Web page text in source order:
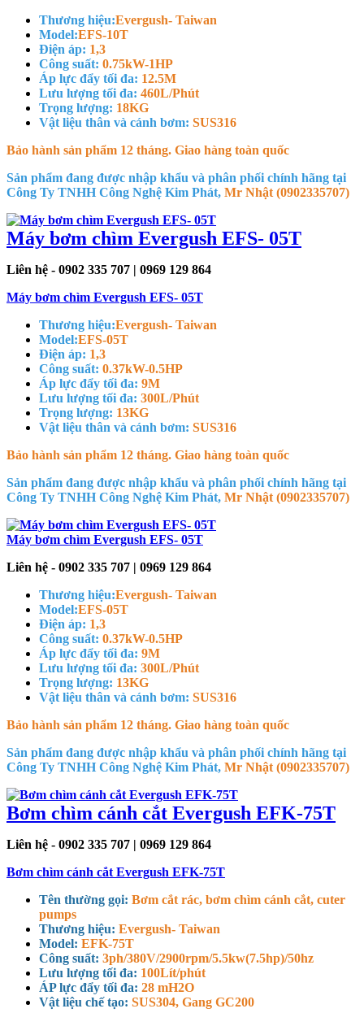
Thương hiệu:Evergush- Taiwan
Model:EFS-10T
Điện áp: 1,3
Công suất: 0.75kW-1HP
Áp lực đẩy tối đa: 12.5M
Lưu lượng tối đa: 460L/Phút
Trọng lượng: 18KG
Vật liệu thân và cánh bơm: SUS316
Bảo hành sản phẩm 12 tháng. Giao hàng toàn quốc
Sản phẩm đang được nhập khẩu và phân phối chính hãng tại
Công Ty TNHH Công Nghệ Kim Phát, Mr Nhật (0902335707)
Máy bơm chìm Evergush EFS- 05T
Liên hệ - 0902 335 707 | 0969 129 864
Máy bơm chìm Evergush EFS- 05T
Thương hiệu:Evergush- Taiwan
Model:EFS-05T
Điện áp: 1,3
Công suất: 0.37kW-0.5HP
Áp lực đẩy tối đa: 9M
Lưu lượng tối đa: 300L/Phút
Trọng lượng: 13KG
Vật liệu thân và cánh bơm: SUS316
Bảo hành sản phẩm 12 tháng. Giao hàng toàn quốc
Sản phẩm đang được nhập khẩu và phân phối chính hãng tại
Công Ty TNHH Công Nghệ Kim Phát, Mr Nhật (0902335707)
Máy bơm chìm Evergush EFS- 05T
Liên hệ - 0902 335 707 | 0969 129 864
Thương hiệu:Evergush- Taiwan
Model:EFS-05T
Điện áp: 1,3
Công suất: 0.37kW-0.5HP
Áp lực đẩy tối đa: 9M
Lưu lượng tối đa: 300L/Phút
Trọng lượng: 13KG
Vật liệu thân và cánh bơm: SUS316
Bảo hành sản phẩm 12 tháng. Giao hàng toàn quốc
Sản phẩm đang được nhập khẩu và phân phối chính hãng tại
Công Ty TNHH Công Nghệ Kim Phát, Mr Nhật (0902335707)
Bơm chìm cánh cắt Evergush EFK-75T
Liên hệ - 0902 335 707 | 0969 129 864
Bơm chìm cánh cắt Evergush EFK-75T
Tên thường gọi: Bơm cắt rác, bơm chìm cánh cắt, cuter
pumps
Thương hiệu: Evergush- Taiwan
Model: EFK-75T
Công suất: 3ph/380V/2900rpm/5.5kw(7.5hp)/50hz
Lưu lượng tối đa: 100Lít/phút
ÁP lực đẩy tối đa: 28 mH2O
Vật liệu chế tạo: SUS304, Gang GC200